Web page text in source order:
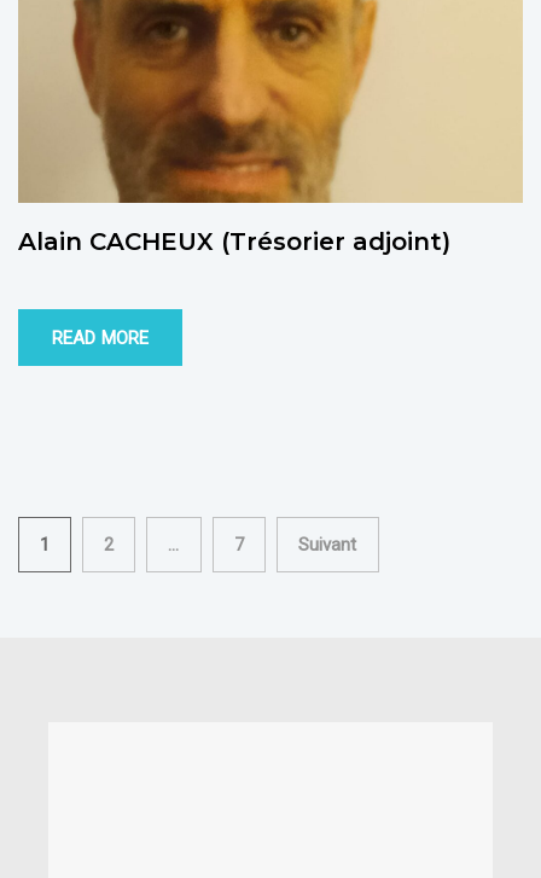
Alain CACHEUX (Trésorier adjoint)
READ MORE
Pagination
des
1 2 … 7 Suivant